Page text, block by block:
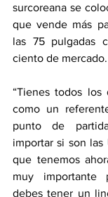
surcoreana se
que vende más
las 75 pulgadas
ciento de mercado.
“Tienes todos los
como un
punto de
importar si son las
que tenemos
muy importante
debes tener un